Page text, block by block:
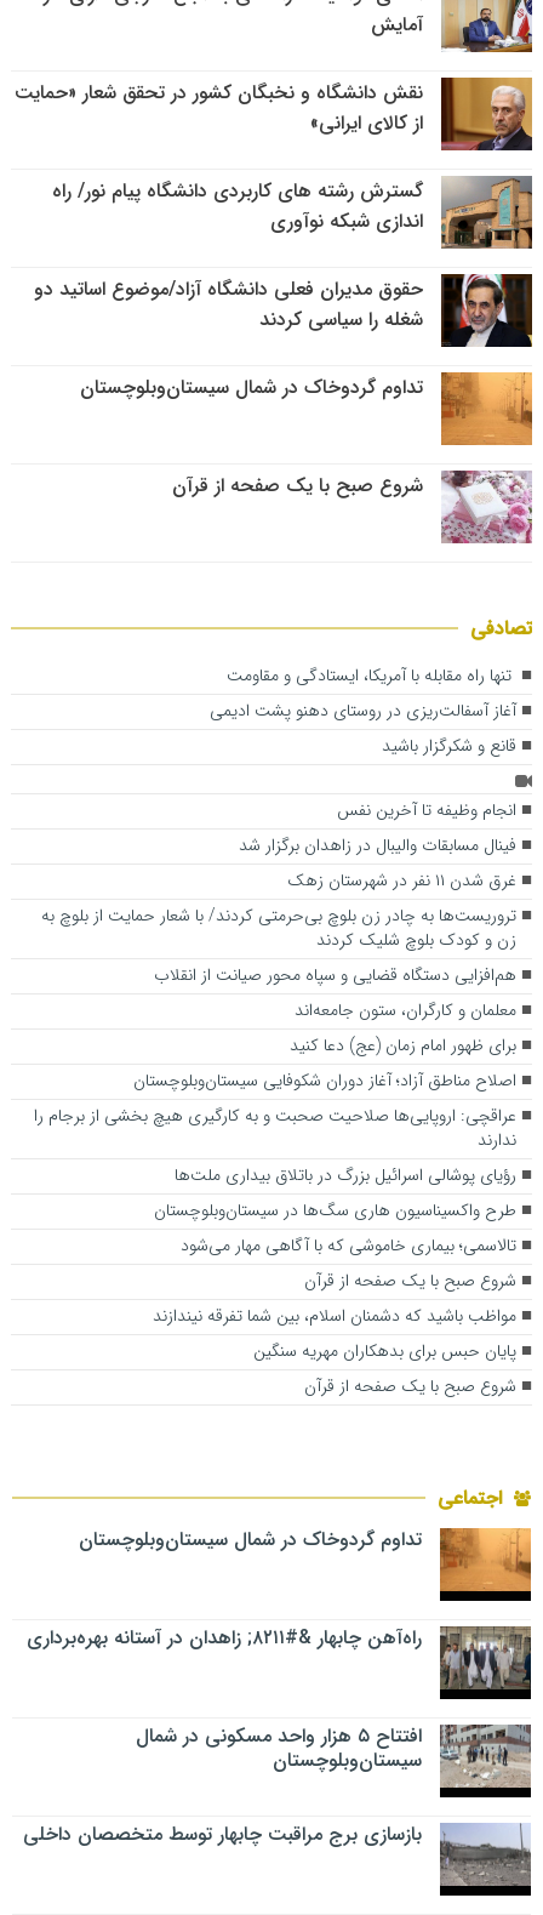
آمایش
نقش دانشگاه و نخبگان کشور در تحقق شعار «حمایت
از کالای ایرانی»
گسترش رشته های کاربردی دانشگاه پیام نور/ راه
اندازی شبکه نوآوری
حقوق مدیران فعلی دانشگاه آزاد/موضوع اساتید دو
شغله را سیاسی کردند
تداوم گردوخاک در شمال سیستان‌وبلوچستان
شروع صبح با یک صفحه از قرآن
تصادفی
تنها راه مقابله با آمریکا، ایستادگی و مقاومت
آغاز آسفالت‌ریزی در روستای دهنو پشت ادیمی
قانع و شکرگزار باشید
انجام وظیفه تا آخرین نفس
فینال مسابقات والیبال در زاهدان برگزار شد
غرق شدن ۱۱ نفر در شهرستان زهک
تروریست‌ها به چادر زن بلوچ بی‌حرمتی کردند/ با شعار حمایت از بلوچ به
زن و کودک بلوچ شلیک کردند
هم‌افزایی دستگاه قضایی و سپاه محور صیانت از انقلاب
معلمان و کارگران، ستون جامعه‌اند
برای ظهور امام زمان (عج) دعا کنید
اصلاح مناطق آزاد؛ آغاز دوران شکوفایی سیستان‌وبلوچستان
عراقچی: اروپایی‌ها صلاحیت صحبت و به کارگیری هیچ بخشی از برجام را
ندارند
رؤیای پوشالی اسرائیل بزرگ در باتلاق بیداری ملت‌ها
طرح واکسیناسیون هاری سگ‌ها در سیستان‌وبلوچستان
تالاسمی؛ بیماری خاموشی که با آگاهی مهار می‌شود
شروع صبح با یک صفحه از قرآن
مواظب باشید که دشمنان اسلام، بین شما تفرقه نیندازند
پایان حبس برای بدهکاران مهریه سنگین
شروع صبح با یک صفحه از قرآن
اجتماعی
تداوم گردوخاک در شمال سیستان‌وبلوچستان
راه‌آهن چابهار &#۸۲۱۱; زاهدان در آستانه بهره‌برداری
افتتاح ۵ هزار واحد مسکونی در شمال
سیستان‌وبلوچستان
بازسازی برج مراقبت چابهار توسط متخصصان داخلی